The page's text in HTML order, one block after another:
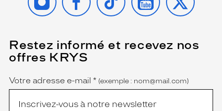
Restez informé et recevez nos
offres KRYS
Name
Votre adresse e-mail *
(Ce
champ
est
(exemple : nom@mail.com)